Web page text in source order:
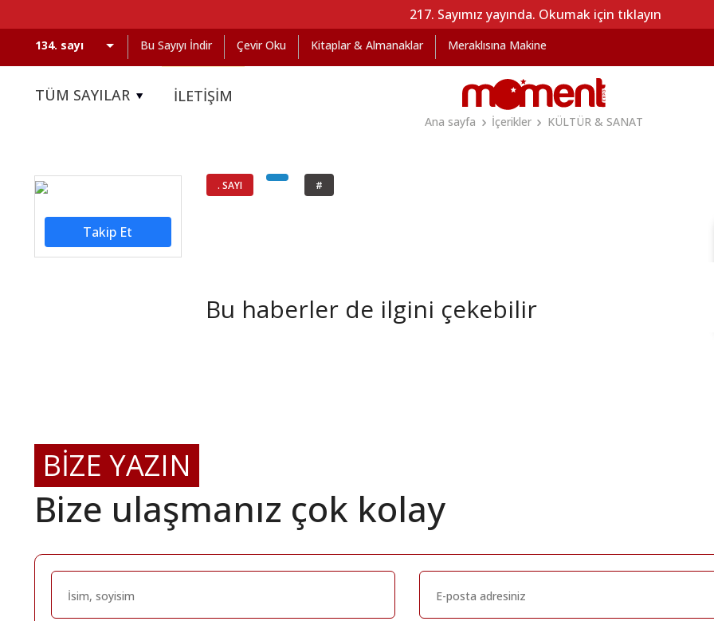
217. Sayımız yayında. Okumak için tıklayın
Bu Sayıyı İndir Çevir Oku Kitaplar & Almanaklar Meraklısına Makine
TÜM SAYILAR İLETİŞİM
Ana sayfa
İçerikler KÜLTÜR & SANAT
Takip Et
. SAYI #
Bu haberler de ilgini çekebilir
BİZE YAZIN
Bize ulaşmanız çok kolay